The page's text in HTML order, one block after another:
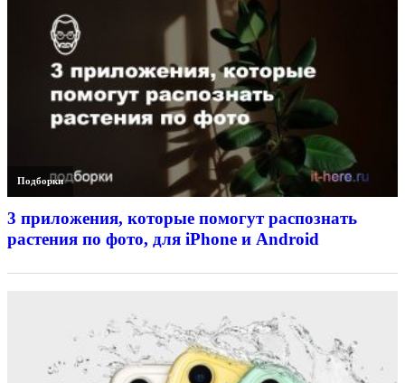
Подборки
3 приложения, которые помогут распознать
растения по фото, для iPhone и Android